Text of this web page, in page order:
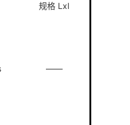
规格 Lxl
——